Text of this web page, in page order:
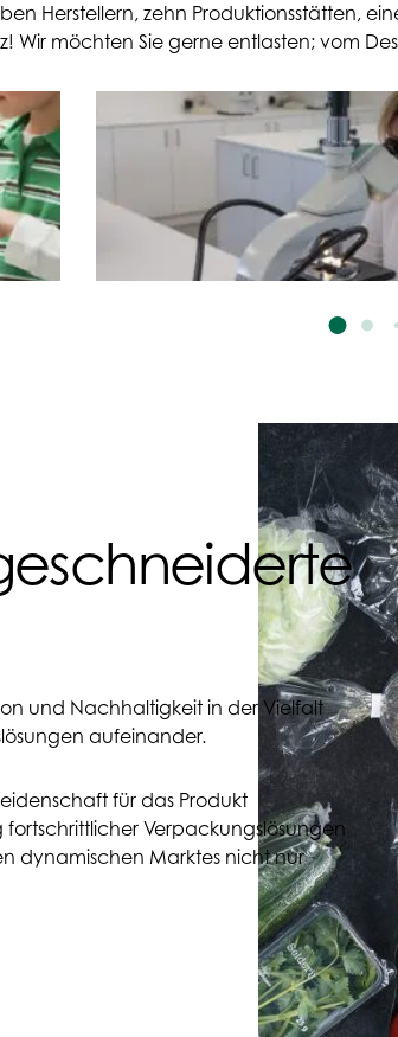
Herstellern, zehn Produktionsstätten,
Wir möchten Sie gerne entlasten; vom
und Nachhaltigkeit in der Vielfalt
aufeinander.
für das Produkt
Verpackungslösungen
dynamischen Marktes nicht nur